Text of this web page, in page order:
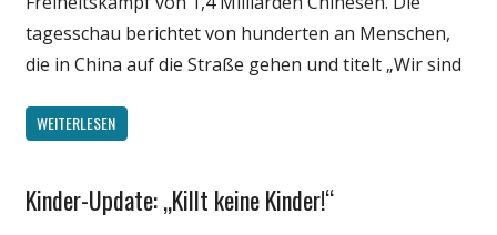
tagesschau berichtet von hunderten an Menschen,
die in China auf die Straße gehen und titelt „Wir sind
WEITERLESEN
Gesellschaft
Kinder-Update: „Killt keine Kinder!“